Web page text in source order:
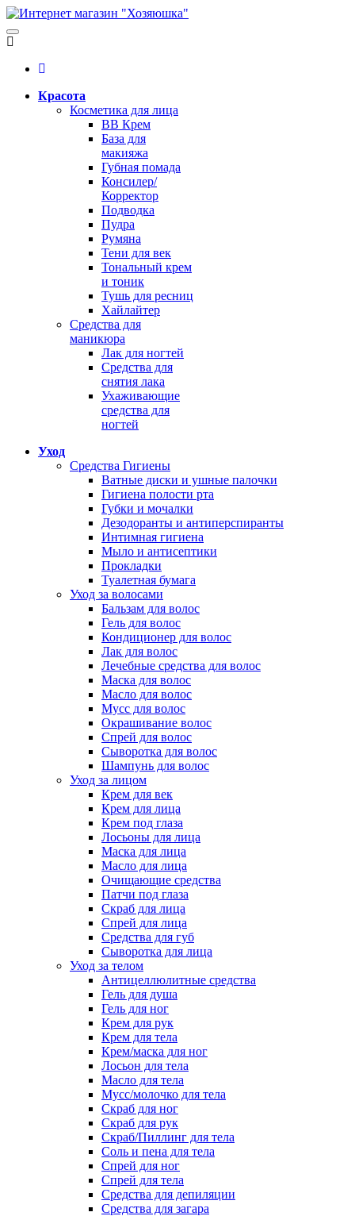
Красота
Косметика для лица
BB Крем
База для
макияжа
Губная помада
Консилер/
Корректор
Подводка
Пудра
Румяна
Тени для век
Тональный крем
и тоник
Тушь для ресниц
Хайлайтер
Средства для
маникюра
Лак для ногтей
Средства для
снятия лака
Ухаживающие
средства для
ногтей
Уход
Средства Гигиены
Ватные диски и ушные палочки
Гигиена полости рта
Губки и мочалки
Дезодоранты и антиперспиранты
Интимная гигиена
Мыло и антисептики
Прокладки
Туалетная бумага
Уход за волосами
Бальзам для волос
Гель для волос
Кондиционер для волос
Лак для волос
Лечебные средства для волос
Маска для волос
Масло для волос
Мусс для волос
Окрашивание волос
Спрей для волос
Сыворотка для волос
Шампунь для волос
Уход за лицом
Крем для век
Крем для лица
Крем под глаза
Лосьоны для лица
Маска для лица
Масло для лица
Очищающие средства
Патчи под глаза
Скраб для лица
Спрей для лица
Средства для губ
Сыворотка для лица
Уход за телом
Антицеллюлитные средства
Гель для душа
Гель для ног
Крем для рук
Крем для тела
Крем/маска для ног
Лосьон для тела
Масло для тела
Мусс/молочко для тела
Скраб для ног
Скраб для рук
Скраб/Пиллинг для тела
Соль и пена для тела
Спрей для ног
Спрей для тела
Средства для депиляции
Средства для загара